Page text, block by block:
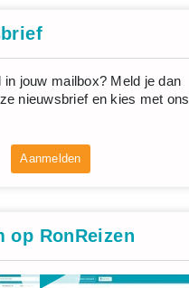
in jouw mailbox? Meld je dan
nieuwsbrief en kies met ons
Aanmelden
op RonReizen